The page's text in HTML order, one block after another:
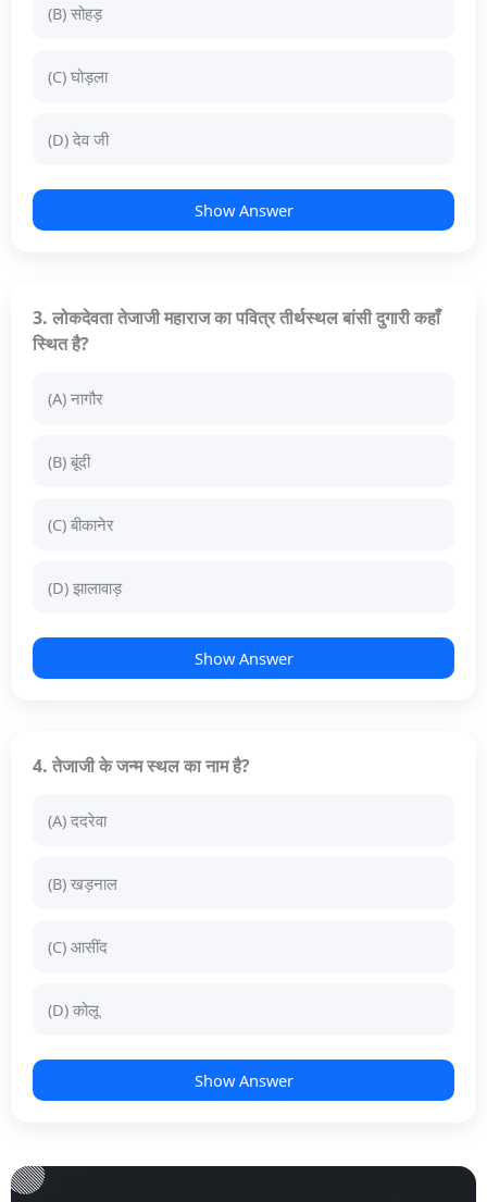
(B) सोहड़
(C) घोड़ला
(D) देव जी
Show Answer
3. लोकदेवता तेजाजी महाराज का पवित्र तीर्थस्थल बांसी दुगारी कहाँ
स्थित है?
(A) नागौर
(B) बूंदी
(C) बीकानेर
(D) झालावाड़
Show Answer
4. तेजाजी के जन्म स्थल का नाम है?
(A) ददरेवा
(B) खड़नाल
(C) आसींद
(D) कोलू
Show Answer